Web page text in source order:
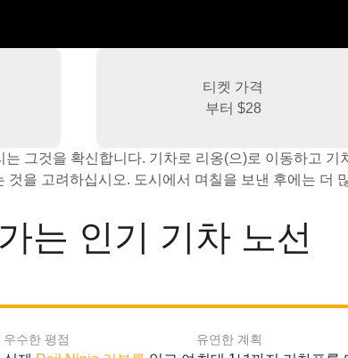
티켓 가격
부터 $28
그것을 확신합니다. 기차로 리옹(으)로 이동하고
을 고려하십시오. 도시에서 며칠을 보낸 후에는 더
는 인기 기차 노선
우수한 평점 유연한 계획